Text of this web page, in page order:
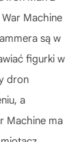
Machine
są w
figurki w
dron
a
Machine ma